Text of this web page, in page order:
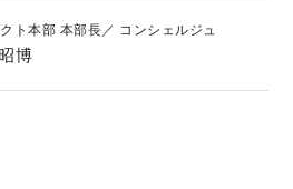
ト本部 本部長／ コンシェルジュ
博